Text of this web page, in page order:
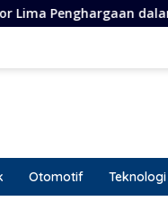
Setahun
Otomotif Teknologi